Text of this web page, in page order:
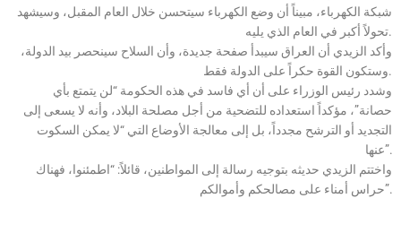
شبكة الكهرباء، مبيناً أن وضع الكهرباء سيتحسن خلال العام المقبل، وسيشهد
تحولاً أكبر في العام الذي يليه.
وأكد الزيدي أن العراق سيبدأ صفحة جديدة، وأن السلاح سينحصر بيد الدولة،
وستكون القوة حكراً على الدولة فقط.
وشدد رئيس الوزراء على أن أي فاسد في هذه الحكومة “لن يتمتع بأي
حصانة”، مؤكداً استعداده للتضحية من أجل مصلحة البلاد، وأنه لا يسعى إلى
التجديد أو الترشح مجدداً، بل إلى معالجة الأوضاع التي “لا يمكن السكوت
عنها”.
واختتم الزيدي حديثه بتوجيه رسالة إلى المواطنين، قائلاً: “اطمئنوا، فهناك
حراس أمناء على مصالحكم وأموالكم”.